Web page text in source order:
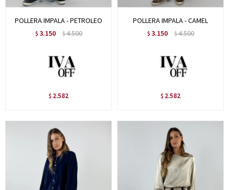
POLLERA IMPALA - PETROLEO
$ 3.150 $4.500
$ 2.582
POLLERA IMPALA - CAMEL
$ 3.150 $4.500
$ 2.582